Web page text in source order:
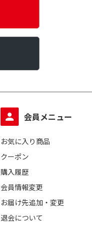
会員メニュー
お気に入り商品
クーポン
購入履歴
会員情報変更
お届け先追加・変更
退会について